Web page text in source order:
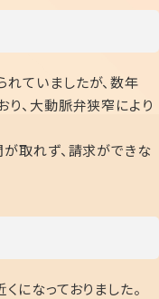
ていましたが、数年
、大動脈弁狭窄により
取れず、請求ができな
になっておりました。